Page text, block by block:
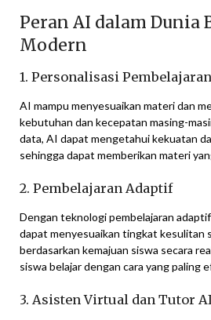
Peran AI dalam Dunia
Modern
1. Personalisasi Pembelajaran
AI mampu menyesuaikan materi dan
kebutuhan dan kecepatan masing-
data, AI dapat mengetahui kekuatan
sehingga dapat memberikan materi
2. Pembelajaran Adaptif
Dengan teknologi pembelajaran
dapat menyesuaikan tingkat kesulitan
berdasarkan kemajuan siswa secara
siswa belajar dengan cara yang paling
3. Asisten Virtual dan Tutor